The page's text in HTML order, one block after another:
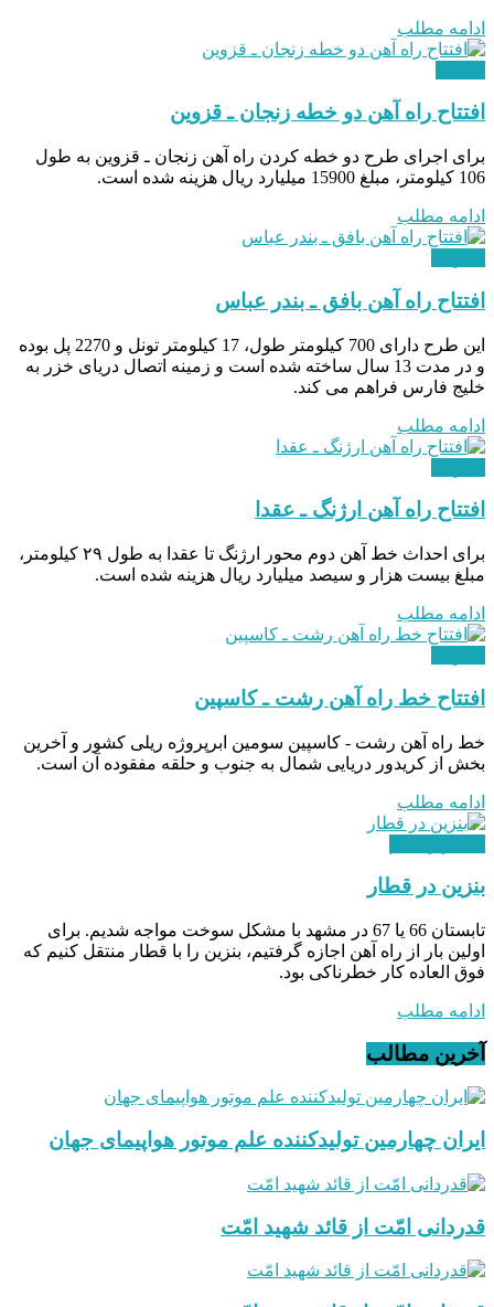
ادامه مطلب
افتتاح راه آهن دو خطه زنجان ـ قزوین
برای اجرای طرح دو خطه کردن راه آهن زنجان ـ قزوین به طول
106 کیلومتر، مبلغ 15900 میلیارد ریال هزینه شده است.
ادامه مطلب
افتتاح راه‌ آهن بافق ـ بندر عباس
این طرح دارای 700 کیلومتر طول، 17 کیلومتر تونل و 2270 پل بوده
و در مدت 13 سال ساخته شده است و زمینه اتصال دریای خزر به
خلیج فارس فراهم می کند.
ادامه مطلب
افتتاح راه آهن ارژنگ ـ عقدا
برای احداث خط آهن دوم محور ارژنگ تا عقدا به طول ۲۹ کیلومتر،
مبلغ بیست هزار و سیصد میلیارد ریال هزینه شده است.
ادامه مطلب
افتتاح خط راه آهن رشت ـ کاسپین
خط راه آهن رشت - کاسپین سومین ابرپروژه ریلی کشور و آخرین
بخش از کریدور دریایی شمال به جنوب و حلقه مفقوده آن است.
ادامه مطلب
بنزین در قطار
تابستان 66 یا 67 در مشهد با مشکل سوخت مواجه شدیم. برای
اولین بار از راه آهن اجازه گرفتیم، بنزین را با قطار منتقل کنیم که
فوق العاده کار خطرناکی بود.
ادامه مطلب
آخرین مطالب
ایران چهارمین تولیدکننده علم موتور هواپیمای جهان
قدردانی امّت از قائد شهید امّت